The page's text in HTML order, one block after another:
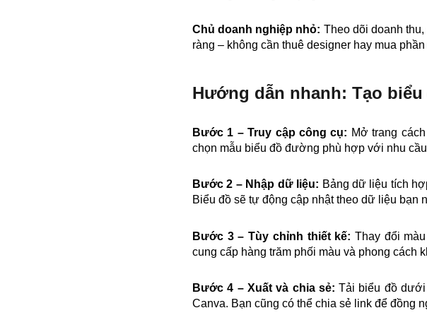
Chủ doanh nghiệp nhỏ: Theo dõi doanh
ràng – không cần thuê designer hay mua phần
Hướng dẫn nhanh: Tạo
Bước 1 – Truy cập công cụ: Mở trang
chọn mẫu biểu đồ đường phù hợp với nhu
Bước 2 – Nhập dữ liệu: Bảng dữ liệu tích
Biểu đồ sẽ tự động cập nhật theo dữ liệu bạn
Bước 3 – Tùy chỉnh thiết kế: Thay đổi
cung cấp hàng trăm phối màu và phong cách
Bước 4 – Xuất và chia sẻ:Tải biểu đồ dưới
Canva. Bạn cũng có thể chia sẻ link để đồng